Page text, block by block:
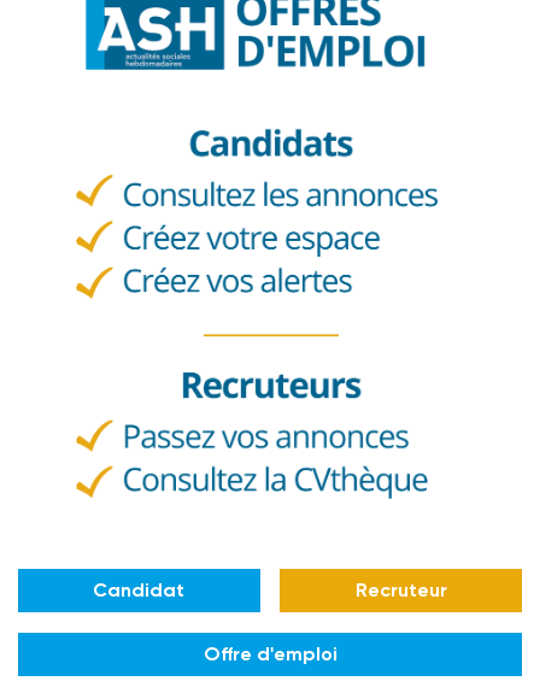
Candidat Recruteur
Offre d'emploi